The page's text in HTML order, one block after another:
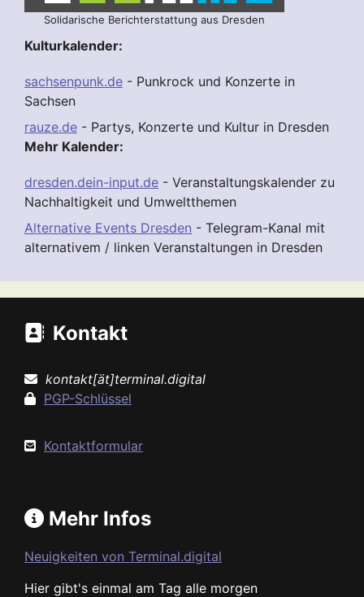
Solidarische Berichterstattung aus Dresden
Kulturkalender:
sachsenpunk.de - Punkrock und Konzerte in
Sachsen
rauze.de - Partys, Konzerte und Kultur in Dresden
Mehr Kalender:
dresden.dein-input.de - Veranstaltungskalender zu
Nachhaltigkeit und Umweltthemen
Alternative Events Dresden - Telegram-Kanal mit
alternativem / linken Veranstaltungen in Dresden
Kontakt
kontakt[ät]terminal.digital
PGP-Schlüssel
Kontaktformular
Mehr Infos
Neuigkeiten von Terminal.digital
Hier gibt's einmal am Tag alle morgen